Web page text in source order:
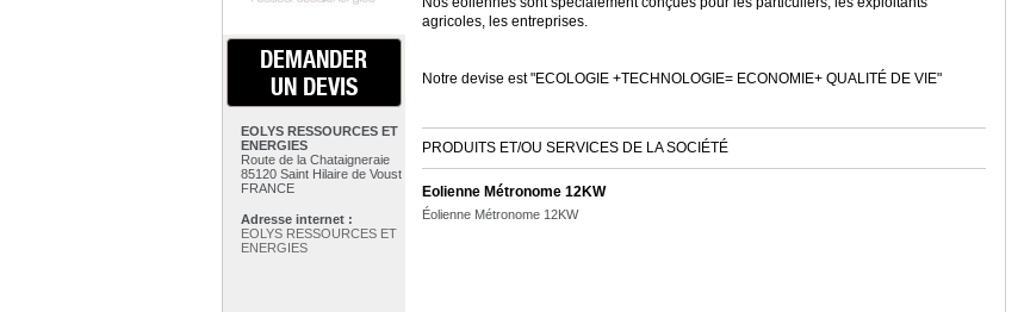
DEMANDER
UN DEVIS
EOLYS RESSOURCES ET
ENERGIES
Route de la Chataigneraie
85120 Saint Hilaire de Voust
FRANCE
Adresse internet :
EOLYS RESSOURCES ET
ENERGIES
agricoles, les entreprises.
Notre devise est "ECOLOGIE +TECHNOLOGIE= ECONOMIE+ QUALITÉ DE VIE"
PRODUITS ET/OU SERVICES DE LA SOCIÉTÉ
Eolienne Métronome 12KW
Éolienne Métronome 12KW